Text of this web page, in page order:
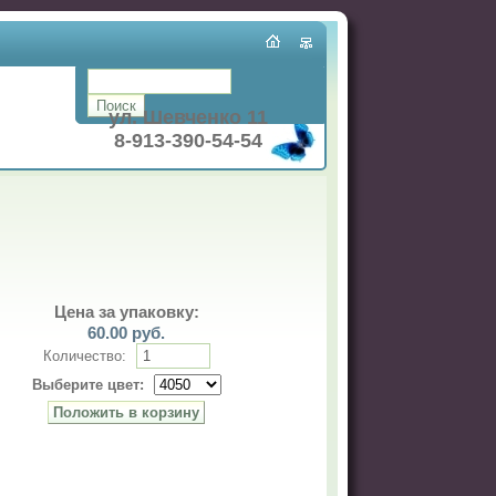
ул. Шевченко 11
8-913-390-54-54
Цена за упаковку:
60.00 руб.
Количество:
Выберите цвет: